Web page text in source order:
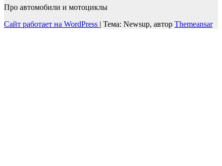
Про автомобили и мотоциклы
Сайт работает на WordPress | Тема: Newsup, автор Themeansar